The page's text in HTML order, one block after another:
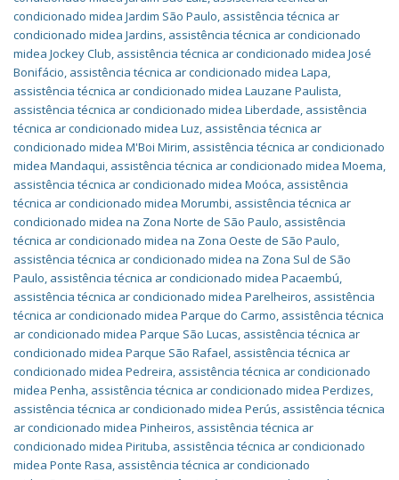
condicionado midea Jardim São Paulo, assistência técnica ar
condicionado midea Jardins, assistência técnica ar condicionado
midea Jockey Club, assistência técnica ar condicionado midea José
Bonifácio, assistência técnica ar condicionado midea Lapa,
assistência técnica ar condicionado midea Lauzane Paulista,
assistência técnica ar condicionado midea Liberdade, assistência
técnica ar condicionado midea Luz, assistência técnica ar
condicionado midea M'Boi Mirim, assistência técnica ar condicionado
midea Mandaqui, assistência técnica ar condicionado midea Moema,
assistência técnica ar condicionado midea Moóca, assistência
técnica ar condicionado midea Morumbi, assistência técnica ar
condicionado midea na Zona Norte de São Paulo, assistência
técnica ar condicionado midea na Zona Oeste de São Paulo,
assistência técnica ar condicionado midea na Zona Sul de São
Paulo, assistência técnica ar condicionado midea Pacaembú,
assistência técnica ar condicionado midea Parelheiros, assistência
técnica ar condicionado midea Parque do Carmo, assistência técnica
ar condicionado midea Parque São Lucas, assistência técnica ar
condicionado midea Parque São Rafael, assistência técnica ar
condicionado midea Pedreira, assistência técnica ar condicionado
midea Penha, assistência técnica ar condicionado midea Perdizes,
assistência técnica ar condicionado midea Perús, assistência técnica
ar condicionado midea Pinheiros, assistência técnica ar
condicionado midea Pirituba, assistência técnica ar condicionado
midea Ponte Rasa, assistência técnica ar condicionado